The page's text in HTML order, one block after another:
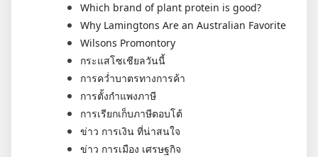
Which brand of plant protein is good?
Why Lamingtons Are an Australian Favorite
Wilsons Promontory
กระแสโซเชียลวันนี้
การคว่ำบาตรทางการค้า
การตั้งกำแพงภาษี
การเรียกเก็บภาษีตอบโต้
ข่าว การเงิน ที่น่าสนใจ
ข่าว การเมือง เศรษฐกิจ